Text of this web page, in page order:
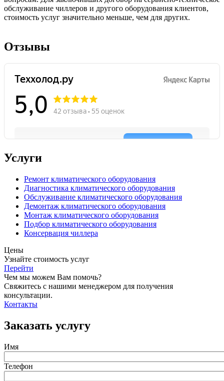
обслуживание чиллеров и другого оборудования клиентов,
стоимость услуг значительно меньше, чем для других.
Отзывы
Услуги
Ремонт климатического оборудования
Диагностика климатического оборудования
Обслуживание климатического оборудования
Демонтаж климатического оборудования
Монтаж климатического оборудования
Подбор климатического оборудования
Консервация чиллера
Цены
Узнайте стоимость услуг
Перейти
Чем мы можем Вам помочь?
Свяжитесь с нашими менеджером для получения
консультации.
Контакты
Заказать услугу
Имя
Телефон